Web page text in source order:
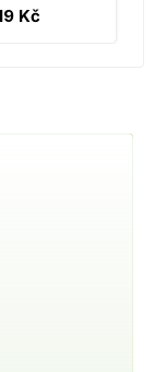
Kč